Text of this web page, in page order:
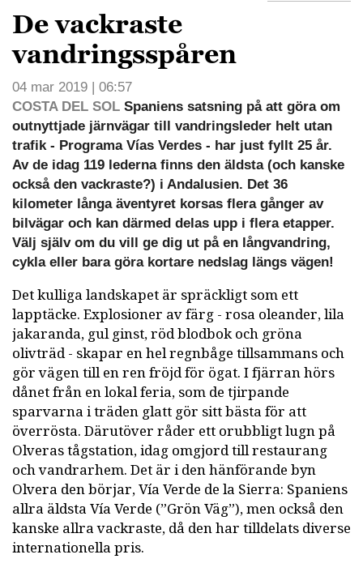
De vackraste
vandringsspåren
04 mar 2019 | 06:57
COSTA DEL SOL Spaniens satsning på att göra om
outnyttjade järnvägar till vandringsleder helt utan
trafik - Programa Vías Verdes - har just fyllt 25 år.
Av de idag 119 lederna finns den äldsta (och kanske
också den vackraste?) i Andalusien. Det 36
kilometer långa äventyret korsas flera gånger av
bilvägar och kan därmed delas upp i flera etapper.
Välj själv om du vill ge dig ut på en långvandring,
cykla eller bara göra kortare nedslag längs vägen!
Det kulliga landskapet är spräckligt som ett
lapptäcke. Explosioner av färg - rosa oleander, lila
jakaranda, gul ginst, röd blodbok och gröna
olivträd - skapar en hel regnbåge tillsammans och
gör vägen till en ren fröjd för ögat. I fjärran hörs
dånet från en lokal feria, som de tjirpande
sparvarna i träden glatt gör sitt bästa för att
överrösta. Därutöver råder ett orubbligt lugn på
Olveras tågstation, idag omgjord till restaurang
och vandrarhem. Det är i den hänförande byn
Olvera den börjar, Vía Verde de la Sierra: Spaniens
allra äldsta Vía Verde (”Grön Väg”), men också den
kanske allra vackraste, då den har tilldelats diverse
internationella pris.